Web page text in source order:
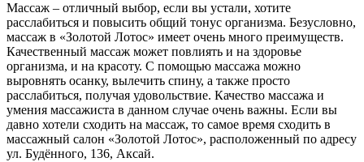
Массаж – отличный выбор, если вы устали, хотите
расслабиться и повысить общий тонус организма. Безусловно,
массаж в «Золотой Лотос» имеет очень много преимуществ.
Качественный массаж может повлиять и на здоровье
организма, и на красоту. С помощью массажа можно
выровнять осанку, вылечить спину, а также просто
расслабиться, получая удовольствие. Качество массажа и
умения массажиста в данном случае очень важны. Если вы
давно хотели сходить на массаж, то самое время сходить в
массажный салон «Золотой Лотос», расположенный по адресу
ул. Будённого, 136, Аксай.